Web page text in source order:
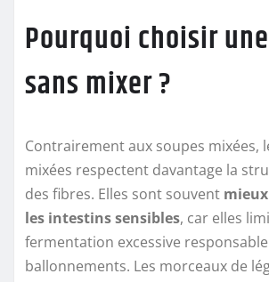
Pourquoi choisir
sans mixer ?
Contrairement aux soupes mixées,
mixées respectent davantage la
des fibres. Elles sont souvent
les intestins sensibles, car elles
fermentation excessive
ballonnements. Les morceaux de